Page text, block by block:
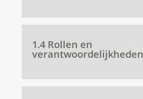
1.4 Rollen en
verantwoordelijkheden